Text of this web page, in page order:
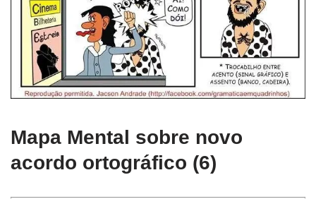
Mapa Mental sobre novo
acordo ortográfico (6)